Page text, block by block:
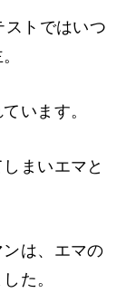
ストではいつ
います。
まいエマと
は、エマの
た。